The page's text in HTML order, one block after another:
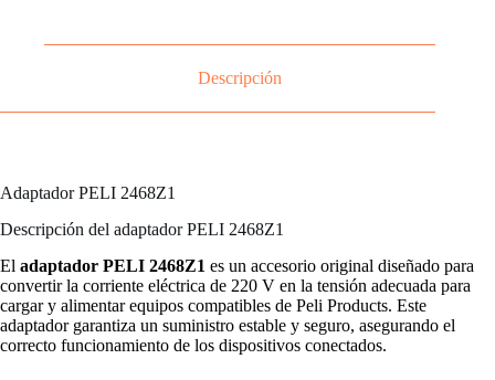
Descripción
Adaptador PELI 2468Z1
Descripción del adaptador PELI 2468Z1
El adaptador PELI 2468Z1 es un accesorio original diseñado para
convertir la corriente eléctrica de 220 V en la tensión adecuada para
cargar y alimentar equipos compatibles de Peli Products. Este
adaptador garantiza un suministro estable y seguro, asegurando el
correcto funcionamiento de los dispositivos conectados.